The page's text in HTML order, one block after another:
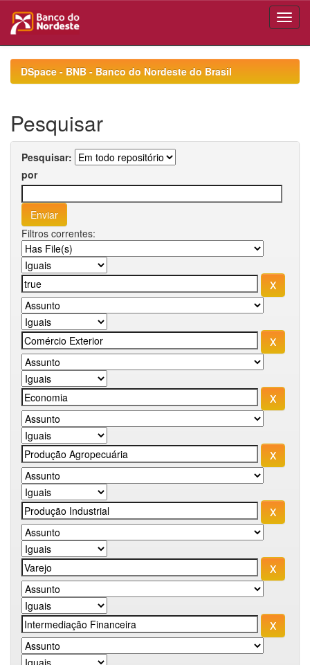
navigationDSpace - BNB - Banco do Nordeste do Brasil
Pesquisar
Pesquisar:
por
Filtros correntes: